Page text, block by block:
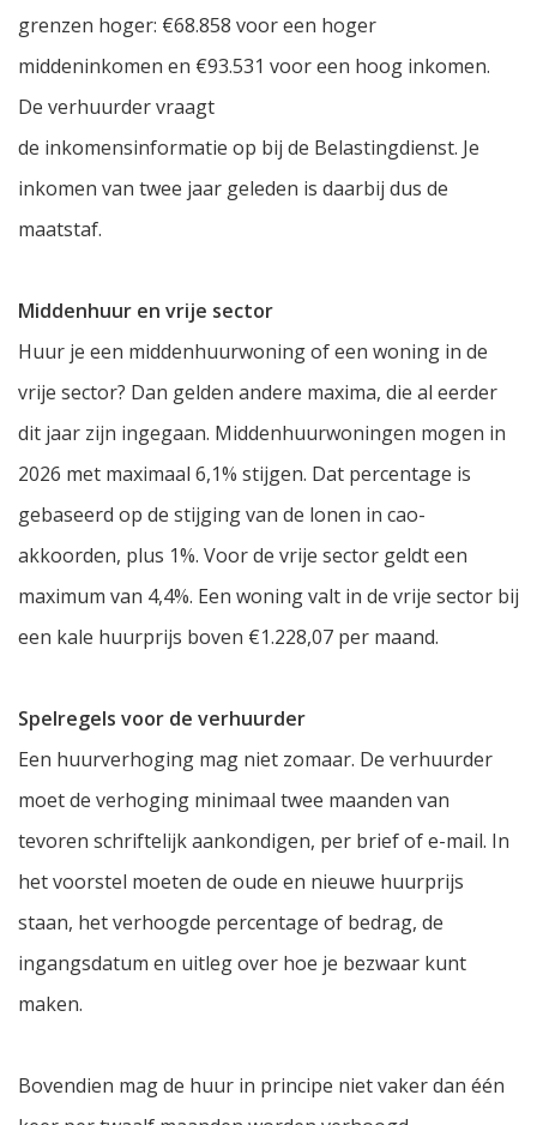
grenzen hoger: €68.858 voor een hoger
middeninkomen en €93.531 voor een hoog inkomen.
De verhuurder vraagt
de inkomensinformatie op bij de Belastingdienst. Je
inkomen van twee jaar geleden is daarbij dus de
maatstaf.
Middenhuur en vrije sector
Huur je een middenhuurwoning of een woning in de
vrije sector? Dan gelden andere maxima, die al eerder
dit jaar zijn ingegaan. Middenhuurwoningen mogen in
2026 met maximaal 6,1% stijgen. Dat percentage is
gebaseerd op de stijging van de lonen in cao-
akkoorden, plus 1%. Voor de vrije sector geldt een
maximum van 4,4%. Een woning valt in de vrije sector bij
een kale huurprijs boven €1.228,07 per maand.
Spelregels voor de verhuurder
Een huurverhoging mag niet zomaar. De verhuurder
moet de verhoging minimaal twee maanden van
tevoren schriftelijk aankondigen, per brief of e-mail. In
het voorstel moeten de oude en nieuwe huurprijs
staan, het verhoogde percentage of bedrag, de
ingangsdatum en uitleg over hoe je bezwaar kunt
maken.
Bovendien mag de huur in principe niet vaker dan één